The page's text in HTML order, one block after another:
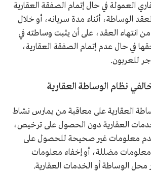
العمولة في حال إتمام الصفقة العقارية
الوساطة، أثناء مدة سريانه، أو خلال
انتهاء العقد، على أن يثبت وساطته في
في حال عدم إتمام الصفقة العقارية،
للعربون.
نظام الوساطة العقارية
العقارية على معاقبة من يمارس نشاط
العقارية دون الحصول على ترخيص،
معلومات غير صحيحة للحصول على
مضللة، أو إخفاء معلومات
محل الوساطة أو الخدمات العقارية.